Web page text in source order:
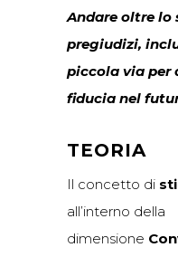
Andare oltre lo
pregiudizi,
piccola via per
fiducia nel
TEORIA
Il concetto di
all’interno della
dimensione